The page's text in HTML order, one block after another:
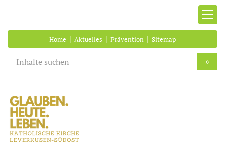
Home | Aktuelles | Prävention | Sitemap
»